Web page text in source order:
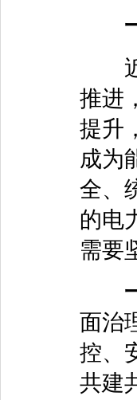
一
近
推进
提升
成为
全、
的电
需要
面治
控、
共建